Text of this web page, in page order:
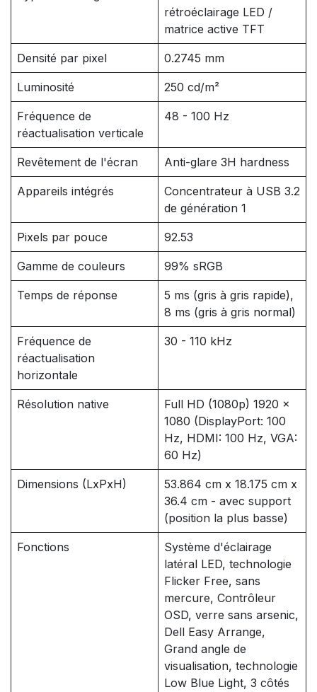
rétroéclairage LED /
matrice active TFT
Densité par pixel 0.2745 mm
Luminosité 250 cd/m²
Fréquence de
réactualisation verticale
48 - 100 Hz
Revêtement de l'écran Anti-glare 3H hardness
Appareils intégrés
Concentrateur à USB 3.2
de génération 1
Pixels par pouce 92.53
Gamme de couleurs 99% sRGB
Temps de réponse
5 ms (gris à gris rapide),
8 ms (gris à gris normal)
Fréquence de
réactualisation
horizontale
30 - 110 kHz
Résolution native
Full HD (1080p) 1920 x
1080 (DisplayPort: 100
Hz, HDMI: 100 Hz, VGA:
60 Hz)
Dimensions (LxPxH)
53.864 cm x 18.175 cm x
36.4 cm - avec support
(position la plus basse)
Fonctions
Système d'éclairage
latéral LED, technologie
Flicker Free, sans
mercure, Contrôleur
OSD, verre sans arsenic,
Dell Easy Arrange,
Grand angle de
visualisation, technologie
Low Blue Light, 3 côtés